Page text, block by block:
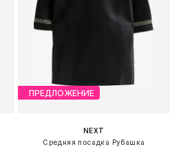
ПРЕДЛОЖЕНИЕ
NEXT
Средняя посадка Рубашка